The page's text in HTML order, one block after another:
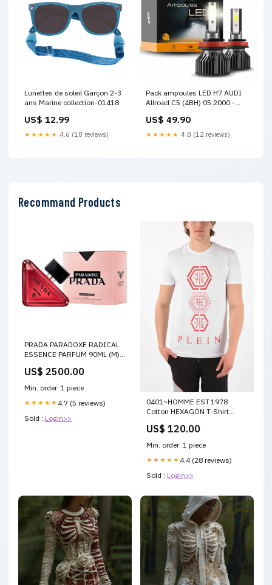
Lunettes de soleil Garçon 2-3
ans Marine collection-01418
US$ 12.99
★★★★★ 4.6 (18 reviews)
Pack ampoules LED H7 AUDI
Allroad C5 (4BH) 05.2000 -
Joice (M300E) (02.2000 et +)
US$ 49.90
★★★★★ 4.8 (12 reviews)
Recommand Products
PRADA PARADOXE RADICAL
ESSENCE PARFUM 90ML (M)
US$ 2500.00
Min. order: 1 piece
★★★★★ 4.7 (5 reviews)
Sold : Login>>
0401~HOMME EST.1978
Cotton HEXAGON T-Shirt
US$ 120.00
Min. order: 1 piece
★★★★★ 4.4 (28 reviews)
Sold : Login>>